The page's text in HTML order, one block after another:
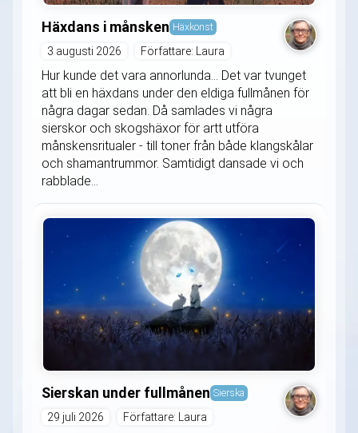
Häxdans i månsken Häxkonst
3 augusti 2026 Författare: Laura
Hur kunde det vara annorlunda... Det var tvunget
att bli en häxdans under den eldiga fullmånen för
några dagar sedan. Då samlades vi några
sierskor och skogshäxor för artt utföra
månskensritualer - till toner från både klangskålar
och shamantrummor. Samtidigt dansade vi och
rabblade...
Sierskan under fullmånen Sierska
29 juli 2026 Författare: Laura